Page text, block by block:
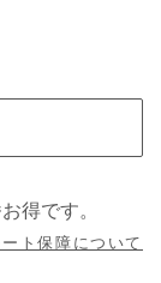
得です。
ト保障について